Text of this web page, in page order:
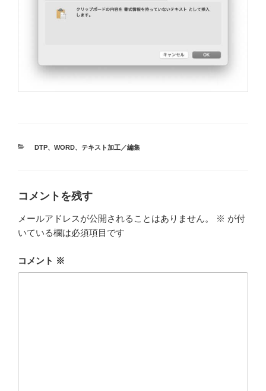
カ
DTP、 WORD、 テキスト加工／編集
コメントを残す
メールアドレスが公開されることはありません。 ※ が付
いている欄は必須項目です
コメント ※